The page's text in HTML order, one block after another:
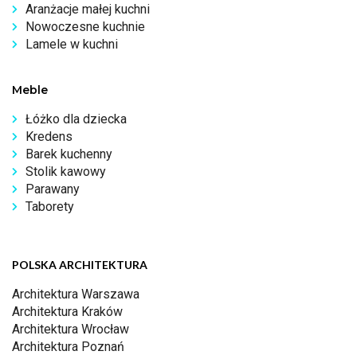
Aranżacje małej kuchni
Nowoczesne kuchnie
Lamele w kuchni
Meble
Łóżko dla dziecka
Kredens
Barek kuchenny
Stolik kawowy
Parawany
Taborety
POLSKA ARCHITEKTURA
Architektura Warszawa
Architektura Kraków
Architektura Wrocław
Architektura Poznań